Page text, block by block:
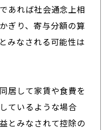
あれば社会通念上相
ぎり、寄与分額の算
みなされる可能性は
居して家賃や食費を
ているような場合
とみなされて控除の